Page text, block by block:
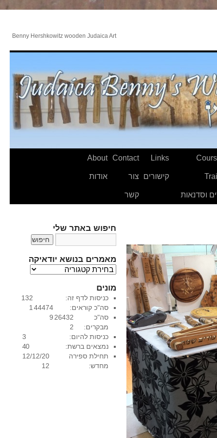
Benny Hershkowitz wooden Judaica Art
וסדנאות
Links
קישורים
Contact
צור
קשר
About
אודות
חיפוש באתר שלי
מאמרים בנושא יודאיקה
מ
מ
ר
י
ם
נ
ו
ש
מונים
132
1
כניסות לדף זה:
44474
9
סה"כ קוראים:
26432
2
סה"כ
מבקרים:
3
4
כניסות להיום:
0
נמצאים ברשת:
12/12/20
12
תחילת ספירה
מחדש: